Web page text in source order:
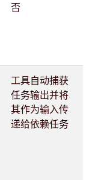
否
工具自动捕获
任务输出并将
其作为输入传
递给依赖任务